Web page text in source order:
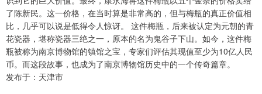
了陈新民。这一价格，在当时算是非常高的，但与梅瓶的真正价值相
比，几乎可以说是低得令人惊讶。 这件梅瓶，后来被认定为元朝的青
花瓷器，堪称瓷器三绝之一，原本的名为鬼谷子下山。如今，这件梅
瓶被称为南京博物馆的镇馆之宝，专家们评估其现值至少为10亿人民
币。而这段故事，也成为了南京博物馆历史中的一个传奇篇章。
发布于：天津市